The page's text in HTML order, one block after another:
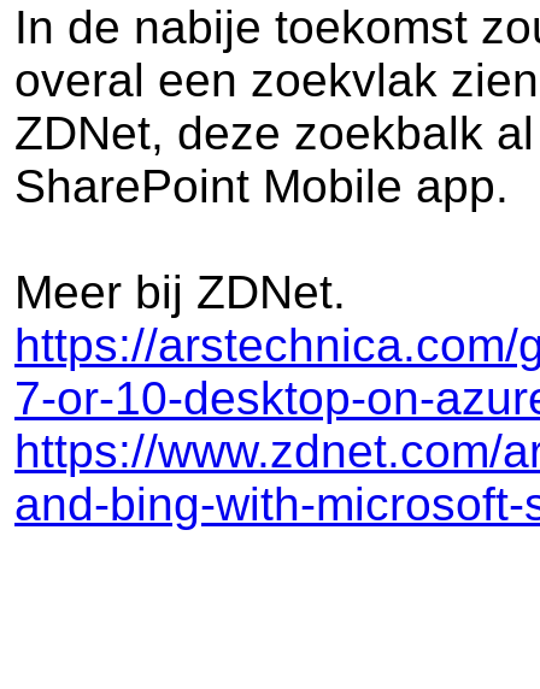
In de nabije toekomst
overal een zoekvlak
ZDNet, deze zoekbalk
SharePoint Mobile app.
Meer bij ZDNet.
https://
7-or-10-desktop-on-
https://www.zdnet.com/
and-bing-with-microsoft-